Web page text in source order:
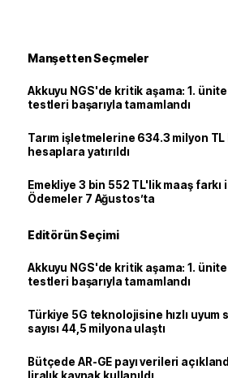
Manşetten Seçmeler
Akkuyu NGS'de kritik aşama: 1.
testleri başarıyla tamamlandı
Tarım işletmelerine 634.3 milyon
hesaplara yatırıldı
Emekliye 3 bin 552 TL'lik maaş farkı
Ödemeler 7 Ağustos’ta
Editörün Seçimi
Akkuyu NGS'de kritik aşama: 1.
testleri başarıyla tamamlandı
Türkiye 5G teknolojisine hızlı uyum
sayısı 44,5 milyona ulaştı
Bütçede AR-GE payı verileri